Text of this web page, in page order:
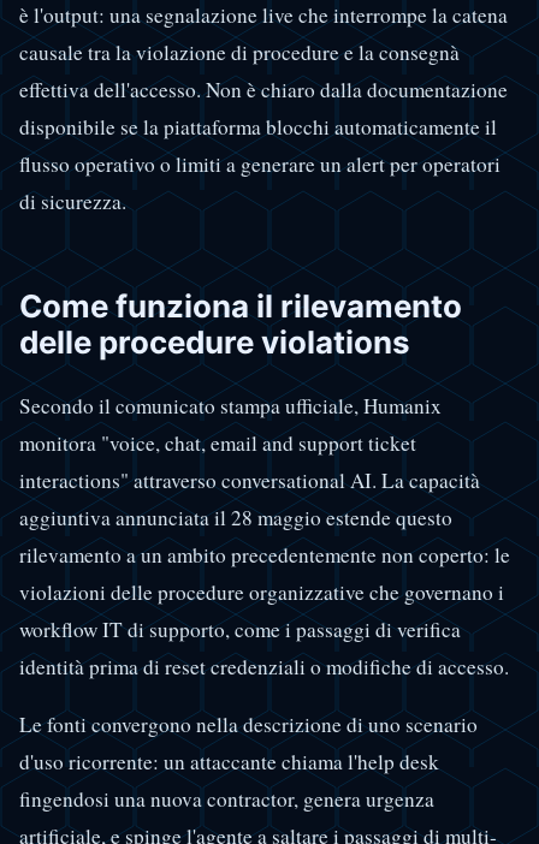
è l'output: una segnalazione live che interrompe la catena
causale tra la violazione di procedure e la consegnà
effettiva dell'accesso. Non è chiaro dalla documentazione
disponibile se la piattaforma blocchi automaticamente il
flusso operativo o limiti a generare un alert per operatori
di sicurezza.
Come funziona il rilevamento
delle procedure violations
Secondo il comunicato stampa ufficiale, Humanix
monitora "voice, chat, email and support ticket
interactions" attraverso conversational AI. La capacità
aggiuntiva annunciata il 28 maggio estende questo
rilevamento a un ambito precedentemente non coperto: le
violazioni delle procedure organizzative che governano i
workflow IT di supporto, come i passaggi di verifica
identità prima di reset credenziali o modifiche di accesso.
Le fonti convergono nella descrizione di uno scenario
d'uso ricorrente: un attaccante chiama l'help desk
fingendosi una nuova contractor, genera urgenza
artificiale, e spinge l'agente a saltare i passaggi di multi-